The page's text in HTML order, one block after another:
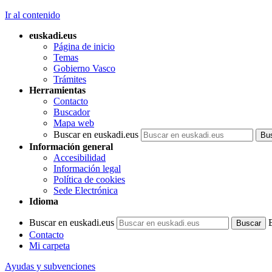
Ir al contenido
euskadi.eus
Página de inicio
Temas
Gobierno Vasco
Trámites
Herramientas
Contacto
Buscador
Mapa web
Buscar en euskadi.eus
Información general
Accesibilidad
Información legal
Política de cookies
Sede Electrónica
Idioma
Buscar en euskadi.eus
Contacto
Mi carpeta
Ayudas y subvenciones